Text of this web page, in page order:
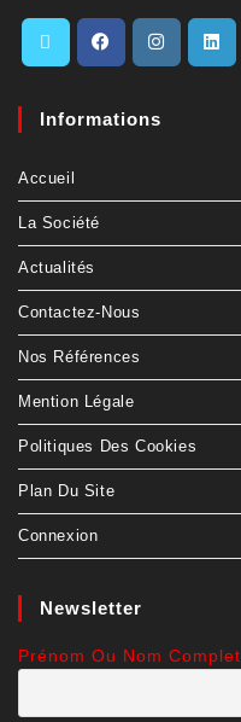
Informations
Accueil
La Société
Actualités
Contactez-Nous
Nos Références
Mention Légale
Politiques Des Cookies
Plan Du Site
Connexion
Newsletter
Prénom Ou Nom Complet